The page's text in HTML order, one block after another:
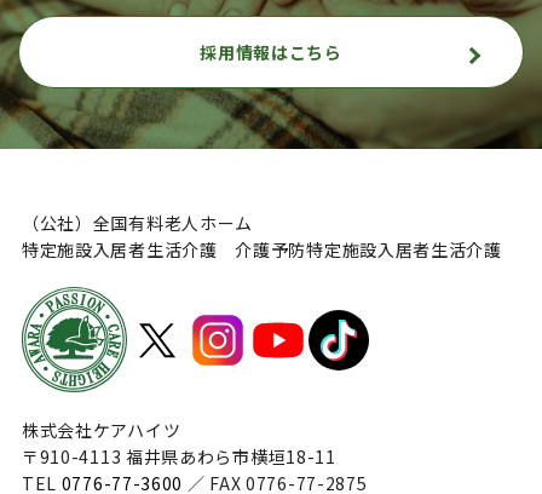
採用情報はこちら
（公社）全国有料老人ホーム
特定施設入居者生活介護 介護予防特定施設入居者生活介護
株式会社ケアハイツ
〒910-4113 福井県あわら市横垣18-11
TEL 0776-77-3600 ／ FAX 0776-77-2875